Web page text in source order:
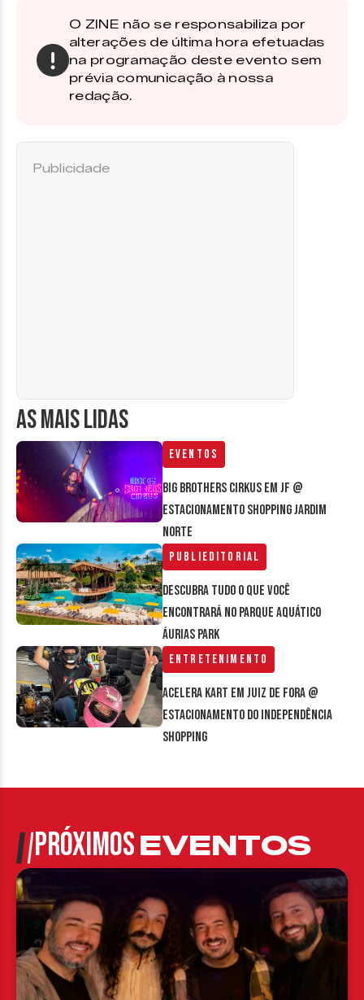
O ZINE não se responsabiliza por
alterações de última hora efetuadas
na programação deste evento sem
prévia comunicação à nossa
redação.
AS MAIS LIDAS
Eventos
Big Brothers Cirkus em JF @
estacionamento Shopping Jardim
Norte
Publieditorial
Descubra tudo o que você
encontrará no parque aquático
Áurias Park
Entretenimento
Acelera Kart em Juiz de Fora @
estacionamento do Independência
Shopping
Publicidade
PRÓXIMOSEVENTOS